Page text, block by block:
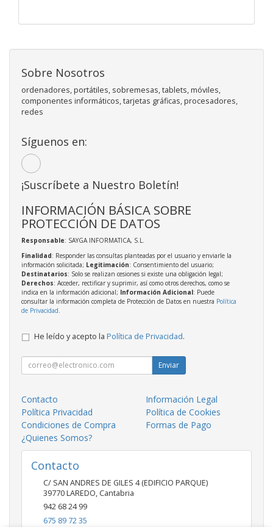
Sobre Nosotros
ordenadores, portátiles, sobremesas, tablets, móviles,
componentes informáticos, tarjetas gráficas, procesadores,
redes
Síguenos en:
¡Suscríbete a Nuestro Boletín!
INFORMACIÓN BÁSICA SOBRE
PROTECCIÓN DE DATOS
Responsable: SAYGA INFORMATICA, S.L.
Finalidad: Responder las consultas planteadas por el usuario y enviarle la
información solicitada; Legitimación: Consentimiento del usuario;
Destinatarios: Solo se realizan cesiones si existe una obligación legal;
Derechos: Acceder, rectificar y suprimir, así como otros derechos, como se
indica en la información adicional; Información Adicional: Puede
consultar la información completa de Protección de Datos en nuestra Política
de Privacidad
He leído y acepto la Política de Privacidad.
Enviar
Contacto
Información Legal
Política Privacidad
Política de Cookies
Condiciones de Compra
Formas de Pago
¿Quienes Somos?
Contacto
C/ SAN ANDRES DE GILES 4 (EDIFICIO PARQUE)
39770LAREDO, Cantabria
942 68 24 99
675 89 72 35